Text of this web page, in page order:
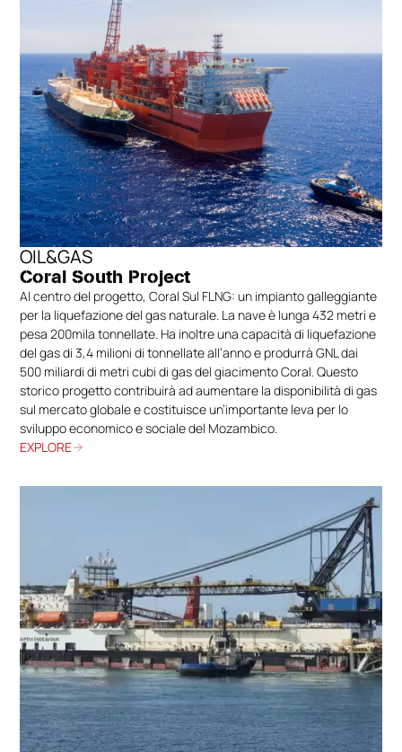
tensioni comprese tra 230V e 400V, possono
integrare diversi tipi di spine e prese in base alle
specifiche esigenze del progetto, offrendo
soluzioni personalizzate per ogni applicazione
industriale.
OIL&GAS
Coral South Project
Al centro del progetto, Coral Sul FLNG: un impianto galleggiante
per la liquefazione del gas naturale. La nave è lunga 432 metri e
pesa 200mila tonnellate. Ha inoltre una capacità di liquefazione
del gas di 3,4 milioni di tonnellate all’anno e produrrà GNL dai
500 miliardi di metri cubi di gas del giacimento Coral. Questo
storico progetto contribuirà ad aumentare la disponibilità di gas
sul mercato globale e costituisce un’importante leva per lo
sviluppo economico e sociale del Mozambico.
EXPLORE